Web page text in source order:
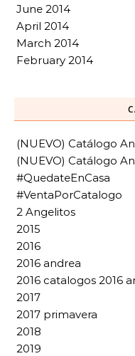
June 2014
April 2014
March 2014
February 2014
(NUEVO) Catálogo
(NUEVO) Catálogo
#QuedateEnCasa
#VentaPorCatalogo
2 Angelitos
2015
2016
2016 andrea
2016 catalogos 2016
2017
2017 primavera
2018
2019